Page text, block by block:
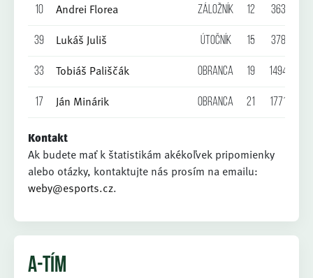
10 Andrei Florea Záložník 12 363
39 Lukáš Juliš Útočník 15 378
33 Tobiáš Pališčák Obranca 19 1494
17 Ján Minárik Obranca 21 1771
Kontakt
Ak budete mať k štatistikám akékoľvek pripomienky
alebo otázky, kontaktujte nás prosím na emailu:
weby@esports.cz.
A-TÍM